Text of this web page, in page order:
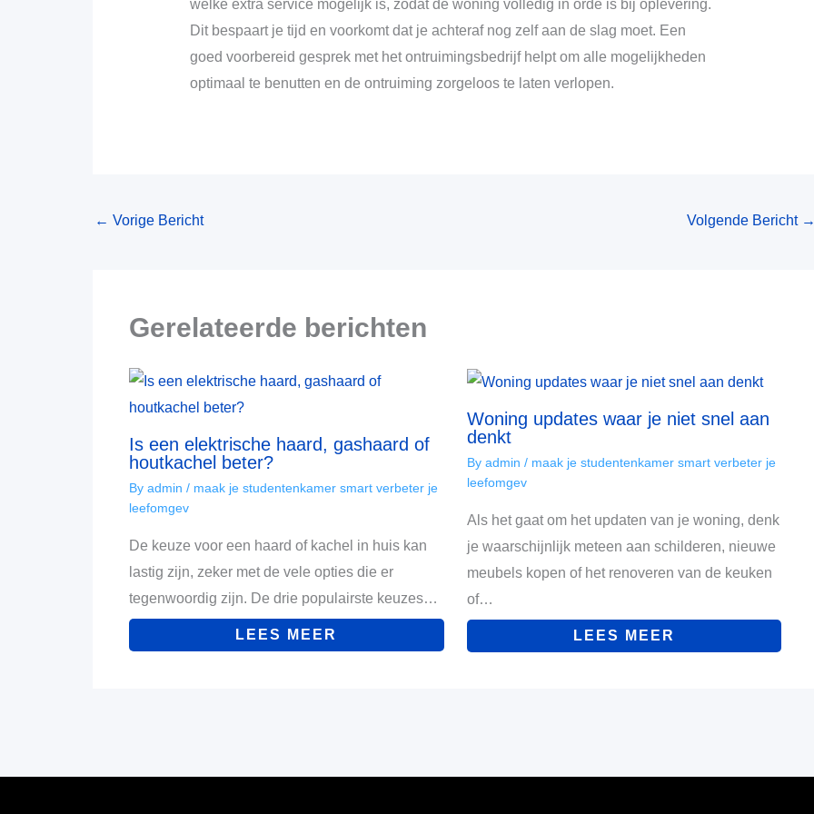
welke extra service mogelijk is, zodat de woning volledig in orde is bij oplevering.
Dit bespaart je tijd en voorkomt dat je achteraf nog zelf aan de slag moet. Een
goed voorbereid gesprek met het ontruimingsbedrijf helpt om alle mogelijkheden
optimaal te benutten en de ontruiming zorgeloos te laten verlopen.
← Vorige Bericht Volgende Bericht
Gerelateerde berichten
Is een elektrische haard, gashaard of
houtkachel beter?
By admin / maak je studentenkamer smart verbeter je
leefomgev
De keuze voor een haard of kachel in huis kan
lastig zijn, zeker met de vele opties die er
tegenwoordig zijn. De drie populairste keuzes…
LEES MEER
Woning updates waar je niet snel aan
denkt
By admin / maak je studentenkamer smart verbeter je
leefomgev
Als het gaat om het updaten van je woning, denk
je waarschijnlijk meteen aan schilderen, nieuwe
meubels kopen of het renoveren van de keuken
of…
LEES MEER